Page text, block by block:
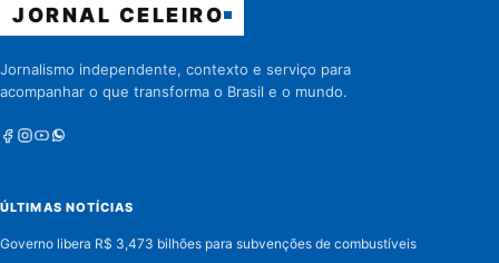
JORNAL CELEIRO
Jornalismo independente, contexto e serviço para
acompanhar o que transforma o Brasil e o mundo.
Facebook
Instagram
Youtube
Whatsapp
ÚLTIMAS NOTÍCIAS
Governo libera R$ 3,473 bilhões para subvenções de combustíveis